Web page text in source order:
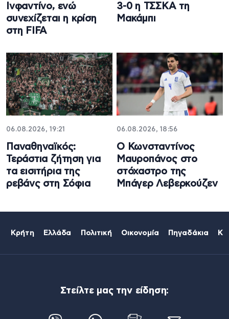
Ινφαντίνο, ενώ
συνεχίζεται η κρίση
στη FIFA
3-0 η ΤΣΣΚΑ τη
Μακάμπι
06.08.2026, 19:21
Παναθηναϊκός:
Τεράστια ζήτηση για
τα εισιτήρια της
ρεβάνς στη Σόφια
06.08.2026, 18:56
Ο Κωνσταντίνος
Μαυροπάνος στο
στόχαστρο της
Μπάγερ Λεβερκούζεν
Κρήτη Ελλάδα Πολιτική Οικονομία Πηγαδάκια
Στείλτε μας την είδηση: